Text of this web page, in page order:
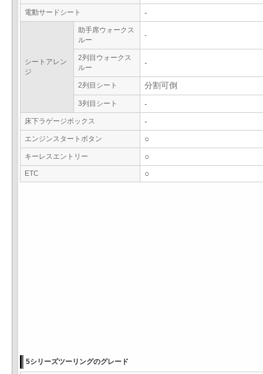
電動サードシート -
シートアレン
ジ
助手席ウォークス
ルー
-
2列目ウォークス
ルー
-
2列目シート 分割可倒
3列目シート -
床下ラゲージボックス -
エンジンスタートボタン ○
キーレスエントリー ○
ETC ○
5シリーズツーリングのグレード